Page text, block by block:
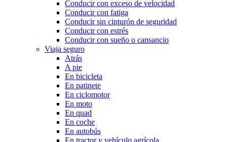
Conducir con exceso de velocidad
Conducir con fatiga
Conducir sin cinturón de seguridad
Conducir con estrés
Conducir con sueño o cansancio
Viaja seguro
Atrás
A pie
En bicicleta
En patinete
En ciclomotor
En moto
En quad
En coche
En autobús